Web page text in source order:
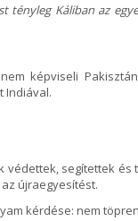
tényleg Káliban az
képviseli
Indiával.
védettek, segítettek
újraegyesítést.
kérdése: nem